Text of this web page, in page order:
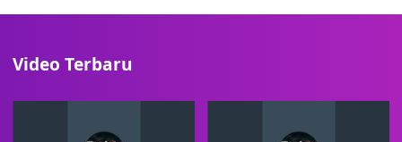
Video Terbaru